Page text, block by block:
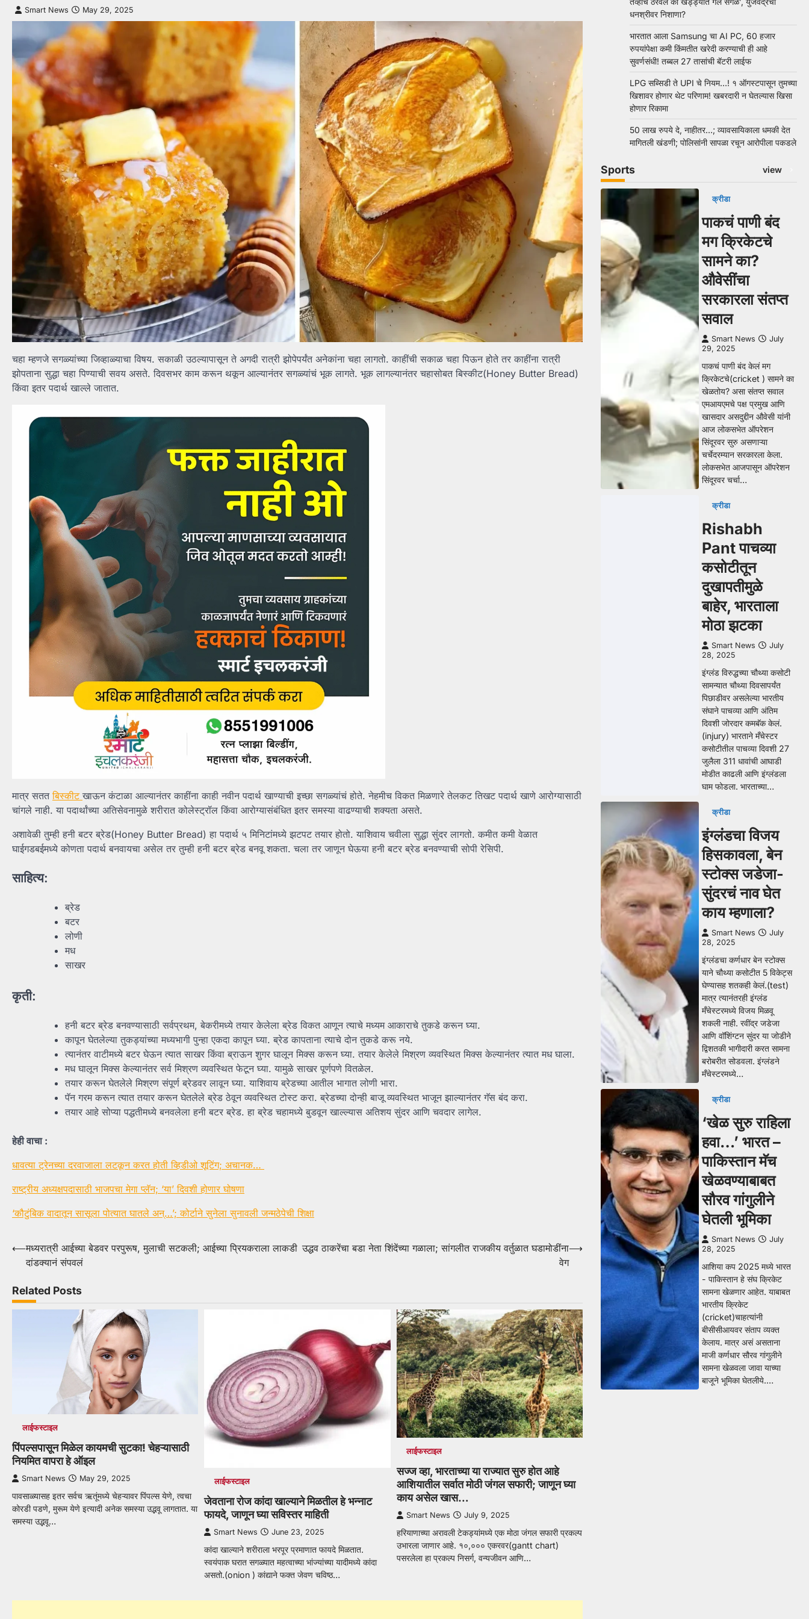
Smart News May 29, 2025
चहा म्हणजे सगळ्यांच्या जिव्हाळ्याचा विषय. सकाळी उठल्यापासून ते अगदी रात्री झोपेपर्यंत अनेकांना चहा लागतो. काहींची सकाळ चहा पिऊन होते तर काहींना रात्री
झोपताना सुद्धा चहा पिण्याची सवय असते. दिवसभर काम करून थकून आल्यानंतर सगळ्यांचं भूक लागते. भूक लागल्यानंतर चहासोबत बिस्कीट(Honey Butter Bread)
किंवा इतर पदार्थ खाल्ले जातात.
मात्र सततबिस्कीट खाऊन कंटाळा आल्यानंतर काहींना काही नवीन पदार्थ खाण्याची इच्छा सगळ्यांचं होते. नेहमीच विकत मिळणारे तेलकट तिखट पदार्थ खाणे आरोग्यासाठी
चांगले नाही. या पदार्थांच्या अतिसेवनामुळे शरीरात कोलेस्ट्रॉल किंवा आरोग्यासंबंधित इतर समस्या वाढण्याची शक्यता असते.
अशावेळी तुम्ही हनी बटर ब्रेड(Honey Butter Bread) हा पदार्थ ५ मिनिटांमध्ये झटपट तयार होतो. याशिवाय चवीला सुद्धा सुंदर लागतो. कमीत कमी वेळात
घाईगडबईमध्ये कोणता पदार्थ बनवायचा असेल तर तुम्ही हनी बटर ब्रेड बनवू शकता. चला तर जाणून घेऊया हनी बटर ब्रेड बनवण्याची सोपी रेसिपी.
साहित्य:
ब्रेड
बटर
लोणी
मध
साखर
कृती:
हनी बटर ब्रेड बनवण्यासाठी सर्वप्रथम, बेकरीमध्ये तयार केलेला ब्रेड विकत आणून त्याचे मध्यम आकाराचे तुकडे करून घ्या.
कापून घेतलेल्या तुकड्यांच्या मध्यभागी पुन्हा एकदा कापून घ्या. ब्रेड कापताना त्याचे दोन तुकडे करू नये.
त्यानंतर वाटीमध्ये बटर घेऊन त्यात साखर किंवा ब्राऊन शुगर घालून मिक्स करून घ्या. तयार केलेले मिश्रण व्यवस्थित मिक्स केल्यानंतर त्यात मध घाला.
मध घालून मिक्स केल्यानंतर सर्व मिश्रण व्यवस्थित फेटून घ्या. यामुळे साखर पूर्णपणे वितळेल.
तयार करून घेतलेले मिश्रण संपूर्ण ब्रेडवर लावून घ्या. याशिवाय ब्रेडच्या आतील भागात लोणी भारा.
पॅन गरम करून त्यात तयार करून घेतलेले ब्रेड ठेवून व्यवस्थित टोस्ट करा. ब्रेडच्या दोन्ही बाजू व्यवस्थित भाजून झाल्यानंतर गॅस बंद करा.
तयार आहे सोप्या पद्धतीमध्ये बनवलेला हनी बटर ब्रेड. हा ब्रेड चहामध्ये बुडवून खाल्ल्यास अतिशय सुंदर आणि चवदार लागेल.
हेही वाचा :
धावत्या ट्रेनच्या दरवाजाला लटकून करत होती व्हिडीओ शूटिंग; अचानक…
राष्ट्रीय अध्यक्षपदासाठी भाजपचा मेगा प्लॅन; ‘या’ दिवशी होणार घोषणा
‘कौटुंबिक वादातून सासूला पोत्यात घातले अन्…’; कोर्टाने सुनेला सुनावली जन्मठेपेची शिक्षा
Post
navigation
⟵मध्यरात्री आईच्या बेडवर परपुरूष, मुलाची सटकली; आईच्या प्रियकराला लाकडी
दांडक्यानं संपवलं
उद्धव ठाकरेंचा बडा नेता शिंदेंच्या गळाला; सांगलीत राजकीय वर्तुळात घडामोडींना
वेग
⟶
Related Posts
लाईफस्टाइल
पिंपल्सपासून मिळेल कायमची सुटका! चेहऱ्यासाठी
नियमित वापरा हे ऑइल
Smart News May 29, 2025
पावसाळ्यासह इतर सर्वच ऋतूंमध्ये चेहऱ्यावर पिंपल्स येणे, त्वचा
कोरडी पडणे, मुरूम येणे इत्यादी अनेक समस्या उद्भवू लागतात. या
समस्या उद्भवू…
लाईफस्टाइल
जेवताना रोज कांदा खाल्याने मिळतील हे भन्नाट
फायदे, जाणून घ्या सविस्तर माहिती
Smart News June 23, 2025
कांदा खाल्याने शरीराला भरपूर प्रमाणात फायदे मिळतात.
स्वयंपाक घरात सगळ्यात महत्वाच्या भांज्यांच्या यादीमध्ये कांदा
असतो.(onion ) कांद्याने फक्त जेवण चविष्ठ…
लाईफस्टाइल
सज्ज व्हा, भारताच्या या राज्यात सुरु होत आहे
आशियातील सर्वात मोठी जंगल सफारी; जाणून घ्या
काय असेल खास…
Smart News July 9, 2025
हरियाणाच्या अरावली टेकड्यांमध्ये एक मोठा जंगल सफारी प्रकल्प
उभारला जाणार आहे. १०,००० एकरवर(gantt chart)
पसरलेला हा प्रकल्प निसर्ग, वन्यजीवन आणि…
धनश्रीवर निशाणा?
भारतात आला Samsung चा AI PC, 60 हजार
रुपयांपेक्षा कमी किंमतीत खरेदी करण्याची ही आहे
सुवर्णसंधी! तब्बल 27 तासांची बॅटरी लाईफ
LPG सब्सिडी ते UPI चे नियम…! १ ऑगस्टपासून तुमच्या
खिशावर होणार थेट परिणाम! खबरदारी न घेतल्यास खिसा
होणार रिकामा
50 लाख रुपये दे, नाहीतर…; व्यावसायिकाला धमकी देत
मागितली खंडणी; पोलिसांनी सापळा रचून आरोपीला पकडले
Sports view
क्रीडा
पाकचं पाणी बंद
मग क्रिकेटचे
सामने का?
औवेसींचा
सरकारला संतप्त
सवाल
Smart News
July
29, 2025
पाकचं पाणी बंद केलं मग
क्रिकेटचे(cricket ) सामने का
खेळतोय? असा संतप्त सवाल
एमआयएमचे पक्ष प्रमुख आणि
खासदार असदुद्दीन औवेसी यांनी
आज लोकसभेत ऑपरेशन
सिंदूरवर सुरु असणाऱ्या
चर्चेदरम्यान सरकारला केला.
लोकसभेत आजपासून ऑपरेशन
सिंदूरवर चर्चा…
क्रीडा
Rishabh
Pant पाचव्या
कसोटीतून
दुखापतीमुळे
बाहेर, भारताला
मोठा झटका
Smart News
July
28, 2025
इंग्लंड विरुद्धच्या चौथ्या कसोटी
सामन्यात चौथ्या दिवसापर्यंत
पिछाडीवर असलेल्या भारतीय
संघाने पाचव्या आणि अंतिम
दिवशी जोरदार कमबॅक केलं.
(injury) भारताने मँचेस्टर
कसोटीतील पाचव्या दिवशी 27
जुलैला 311 धावांची आघाडी
मोडीत काढली आणि इंग्लंडला
घाम फोडला. भारताच्या…
क्रीडा
इंग्लंडचा विजय
हिसकावला, बेन
स्टोक्स जडेजा-
सुंदरचं नाव घेत
काय म्हणाला?
Smart News
July
28, 2025
इंग्लंडचा कर्णधार बेन स्टोक्स
याने चौथ्या कसोटीत 5 विकेट्स
घेण्यासह शतकही केलं.(test)
मात्र त्यानंतरही इंग्लंड
मँचेस्टरमध्ये विजय मिळवू
शकली नाही. रवींद्र जडेजा
आणि वॉशिंग्टन सुंदर या जोडीने
द्विशतकी भागीदारी करत सामना
बरोबरीत सोडवला. इंग्लंडने
मँचेस्टरमध्ये…
क्रीडा
‘खेळ सुरु राहिला
हवा…’ भारत –
पाकिस्तान मॅच
खेळवण्याबाबत
सौरव गांगुलीने
घेतली भूमिका
Smart News
July
28, 2025
आशिया कप 2025 मध्ये भारत
- पाकिस्तान हे संघ क्रिकेट
सामना खेळणार आहेत. याबाबत
भारतीय क्रिकेट
(cricket)चाहत्यांनी
बीसीसीआयवर संताप व्यक्त
केलाय. मात्र असं असताना
माजी कर्णधार सौरव गांगुलीने
सामना खेळवला जावा याच्या
बाजूने भूमिका घेतलीये.…